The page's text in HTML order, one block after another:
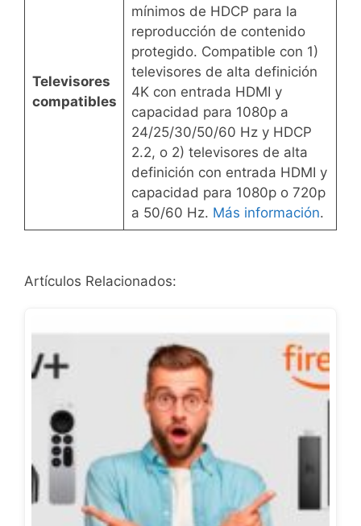
Televisores
compatibles
mínimos de HDCP para la
reproducción de contenido
protegido. Compatible con 1)
televisores de alta definición
4K con entrada HDMI y
capacidad para 1080p a
24/25/30/50/60 Hz y HDCP
2.2, o 2) televisores de alta
definición con entrada HDMI y
capacidad para 1080p o 720p
a 50/60 Hz. Más información.
Artículos Relacionados: